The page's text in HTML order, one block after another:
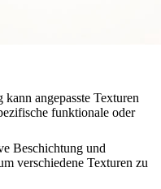
angepasste Texturen
funktionale oder
Beschichtung und
verschiedene Texturen zu